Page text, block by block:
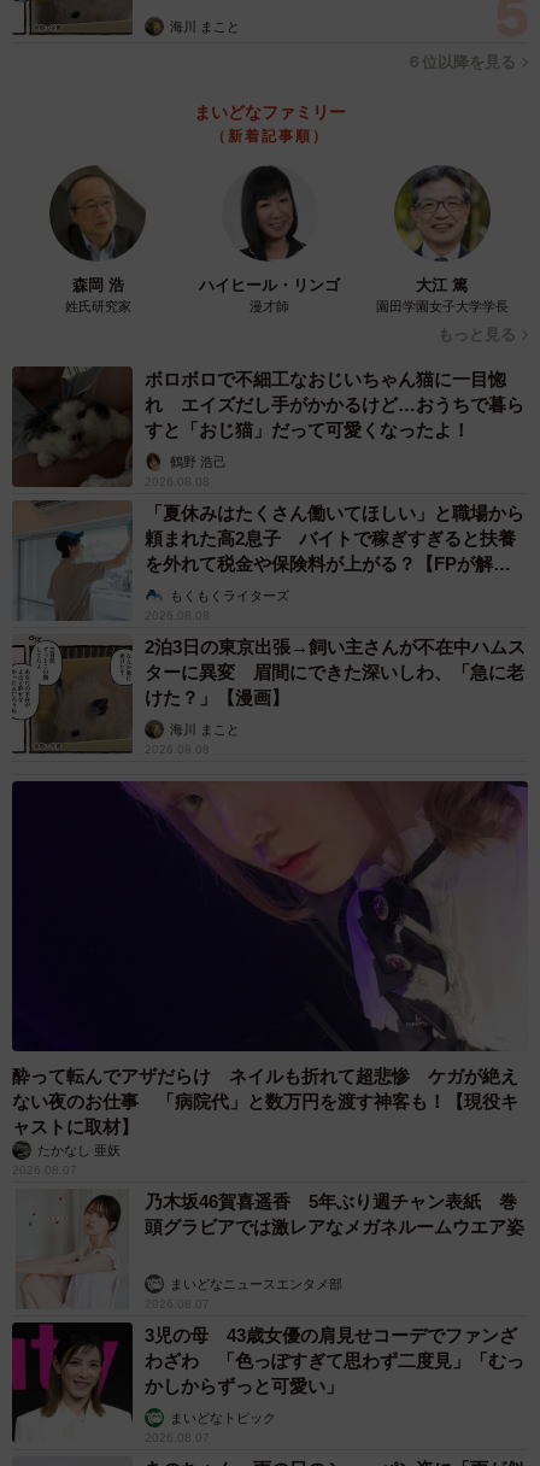
海川 まこと
６位以降を見る
まいどなファミリー
（新着記事順）
森岡 浩
姓氏研究家
ハイヒール・リンゴ
漫才師
大江 篤
園田学園女子大学学長
もっと見る
ボロボロで不細工なおじいちゃん猫に一目惚
れ エイズだし手がかかるけど…おうちで暮ら
すと「おじ猫」だって可愛くなったよ！
鶴野 浩己
2026.08.08
「夏休みはたくさん働いてほしい」と職場から
頼まれた高2息子 バイトで稼ぎすぎると扶養
を外れて税金や保険料が上がる？【FPが解
説】もくもくライターズ
2026.08.08
2泊3日の東京出張→飼い主さんが不在中ハムス
ターに異変 眉間にできた深いしわ、「急に老
けた？」【漫画】
海川 まこと
2026.08.08
酔って転んでアザだらけ ネイルも折れて超悲惨 ケガが絶え
ない夜のお仕事 「病院代」と数万円を渡す神客も！【現役キ
ャストに取材】
たかなし 亜妖
2026.08.07
乃木坂46賀喜遥香 5年ぶり週チャン表紙 巻
頭グラビアでは激レアなメガネルームウエア姿
まいどなニュースエンタメ部
2026.08.07
3児の母 43歳女優の肩見せコーデでファンざ
わざわ 「色っぽすぎて思わず二度見」「むっ
かしからずっと可愛い」
まいどなトピック
2026.08.07